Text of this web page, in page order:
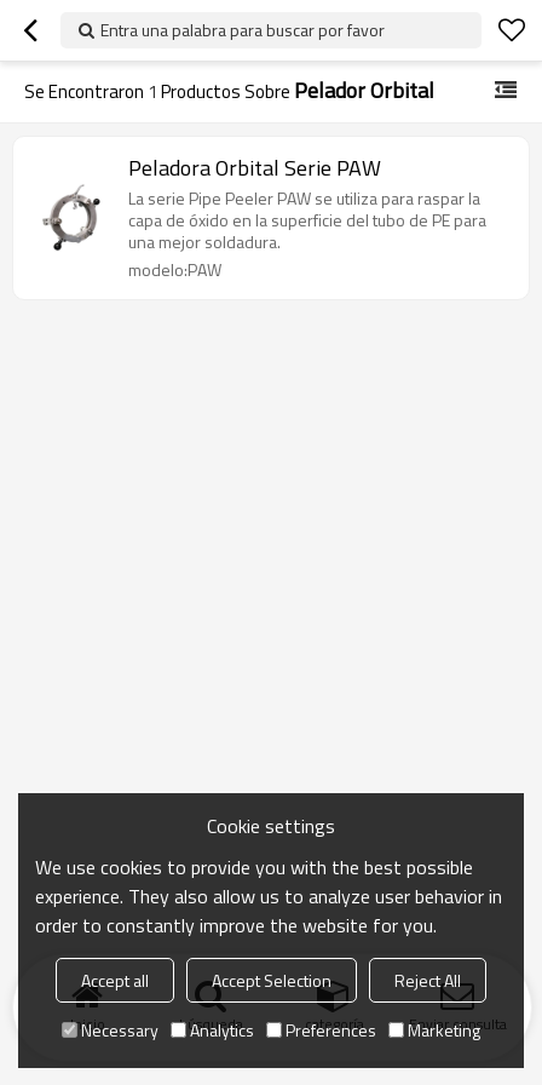
Entra una palabra para buscar por favor
Se Encontraron 1 Productos Sobre Pelador Orbital
Peladora Orbital Serie PAW
La serie Pipe Peeler PAW se utiliza para raspar la
capa de óxido en la superficie del tubo de PE para
una mejor soldadura.
modelo:PAW
Inicio búsqueda categoría Enviar consulta
Cookie settings
We use cookies to provide you with the best possible
experience. They also allow us to analyze user behavior in
order to constantly improve the website for you.
Accept all Accept Selection
Reject All
Necessary
Analytics Preferences Marketing